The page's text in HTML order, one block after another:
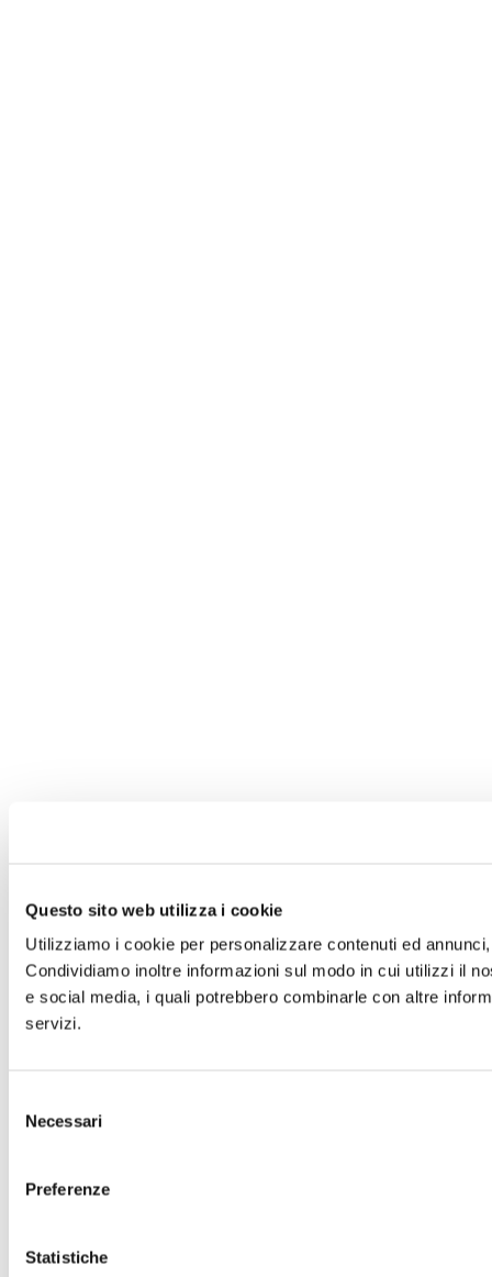
Questo sito web utilizza i cookie
Utilizziamo i cookie per personalizzare contenuti ed
Condividiamo inoltre informazioni sul modo in cui utilizzi il
e social media, i quali potrebbero combinarle con altre
servizi.
delNecessari
Preferenze
Statistiche